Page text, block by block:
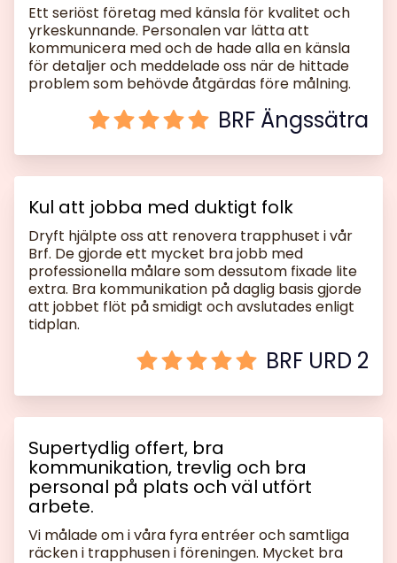
Ett seriöst företag med känsla för kvalitet och
yrkeskunnande. Personalen var lätta att
kommunicera med och de hade alla en känsla
för detaljer och meddelade oss när de hittade
problem som behövde åtgärdas före målning.
BRF Ängssätra
Kul att jobba med duktigt folk
Dryft hjälpte oss att renovera trapphuset i vår
Brf. De gjorde ett mycket bra jobb med
professionella målare som dessutom fixade lite
extra. Bra kommunikation på daglig basis gjorde
att jobbet flöt på smidigt och avslutades enligt
tidplan.
BRF URD 2
Supertydlig offert, bra
kommunikation, trevlig och bra
personal på plats och väl utfört
arbete.
Vi målade om i våra fyra entréer och samtliga
räcken i trapphusen i föreningen. Mycket bra